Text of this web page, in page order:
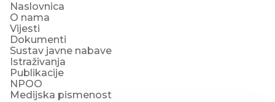
Naslovnica
O nama
Vijesti
Dokumenti
Sustav javne nabave
Istraživanja
Publikacije
NPOO
Medijska pismenost